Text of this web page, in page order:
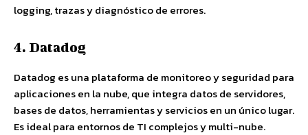
logging, trazas y diagnóstico de errores.
4. Datadog
Datadog es una plataforma de monitoreo y seguridad para
aplicaciones en la nube, que integra datos de servidores,
bases de datos, herramientas y servicios en un único lugar.
Es ideal para entornos de TI complejos y multi-nube.